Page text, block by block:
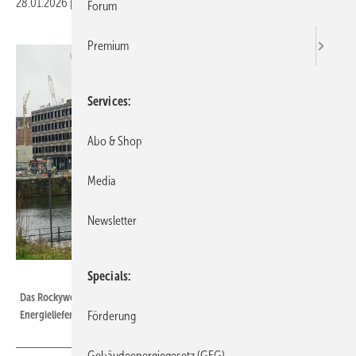
28.01.2026 Druckvorschau
Das Rockywood–Gebäudeensemble liegt am Offenbacher Hafen.
Energieliefer-Contracting ermöglicht eine energieeffiziente Versorgung.
Forum
Premium
Services
Abo & Shop
Media
Newsletter
Specials
Förderung